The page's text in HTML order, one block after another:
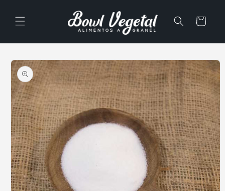
al contenido
Carrito
directamente
a la
información
del producto